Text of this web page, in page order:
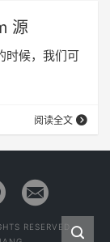
源
时候，我们可
阅读全文
RESERVED.